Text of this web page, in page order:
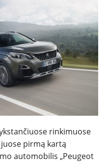
rinkimuose
pirmą kartą
automobilis „Peugeot